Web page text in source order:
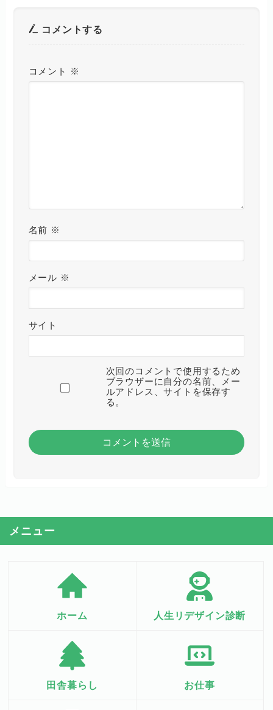
コメントする
コメント ※
名前 ※
メール ※
サイト
次回のコメントで使用するため
ブラウザーに自分の名前、メー
ルアドレス、サイトを保存す
る。
メニュー
ホーム 人生リデザイン診断
田舎暮らし お仕事